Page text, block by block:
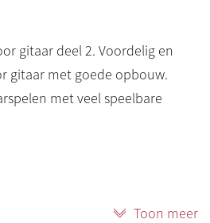
gitaar deel 2. Voordelig en
gitaar met goede opbouw.
met veel speelbare
Toon meer